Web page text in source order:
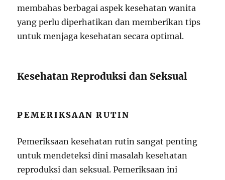
membahas berbagai aspek kesehatan wanita
yang perlu diperhatikan dan memberikan tips
untuk menjaga kesehatan secara optimal.
Kesehatan Reproduksi dan Seksual
PEMERIKSAAN RUTIN
Pemeriksaan kesehatan rutin sangat penting
untuk mendeteksi dini masalah kesehatan
reproduksi dan seksual. Pemeriksaan ini